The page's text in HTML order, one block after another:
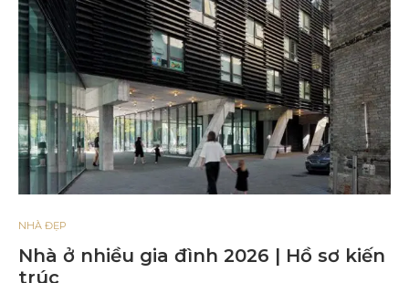
NHÀ ĐẸP
Nhà ở nhiều gia đình 2026 | Hồ sơ kiến ​​
trúc